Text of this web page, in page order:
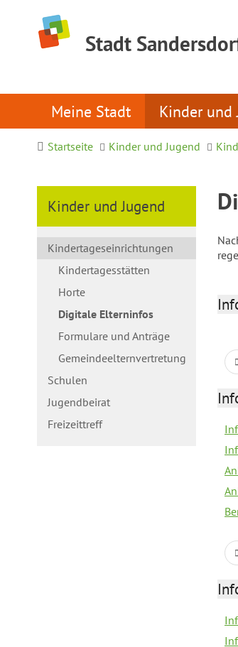
Stadt
Meine Stadt Kinder und
Startseite Kinder und Jugend
Kinder und Jugend
Kindertageseinrichtungen
Kindertagesstätten
Horte
Digitale Elterninfos
Formulare und Anträge
Gemeindeelternvertretung
Schulen
Jugendbeirat
Freizeittreff